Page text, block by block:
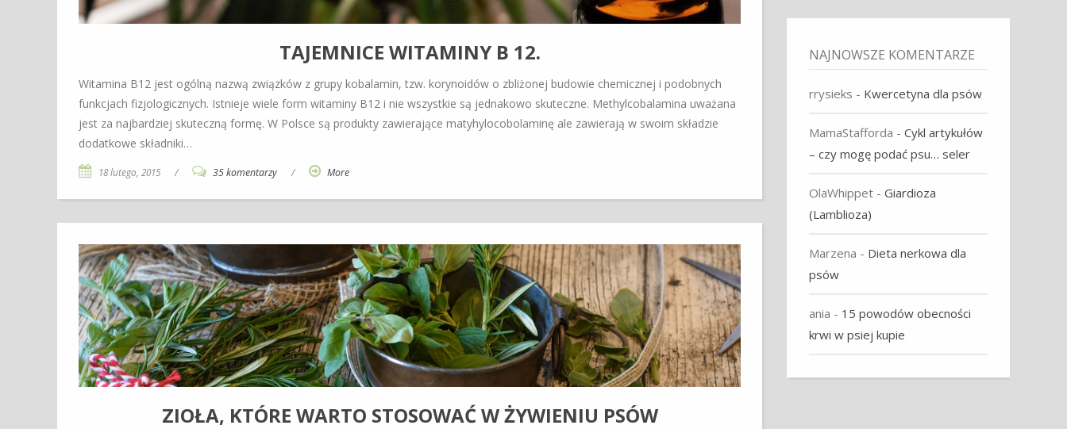
TAJEMNICE WITAMINY B 12.
Witamina B12 jest ogólną nazwą związków z grupy kobalamin, tzw. korynoidów o zbliżonej budowie chemicznej i podobnych
funkcjach fizjologicznych. Istnieje wiele form witaminy B12 i nie wszystkie są jednakowo skuteczne. Methylcobalamina uważana
jest za najbardziej skuteczną formę. W Polsce są produkty zawierające matyhylocobolaminę ale zawierają w swoim składzie
dodatkowe składniki…
18 lutego, 2015 / 35 komentarzy / More
ZIOŁA, KTÓRE WARTO STOSOWAĆ W ŻYWIENIU PSÓW
NAJNOWSZE KOMENTARZE
rrysieks - Kwercetyna dla psów
MamaStafforda -Cykl artykułów
– czy mogę podać psu… seler
OlaWhippet -Giardioza
(Lamblioza)
Marzena - Dieta nerkowa dla
psów
ania - 15 powodów obecności
krwi w psiej kupie